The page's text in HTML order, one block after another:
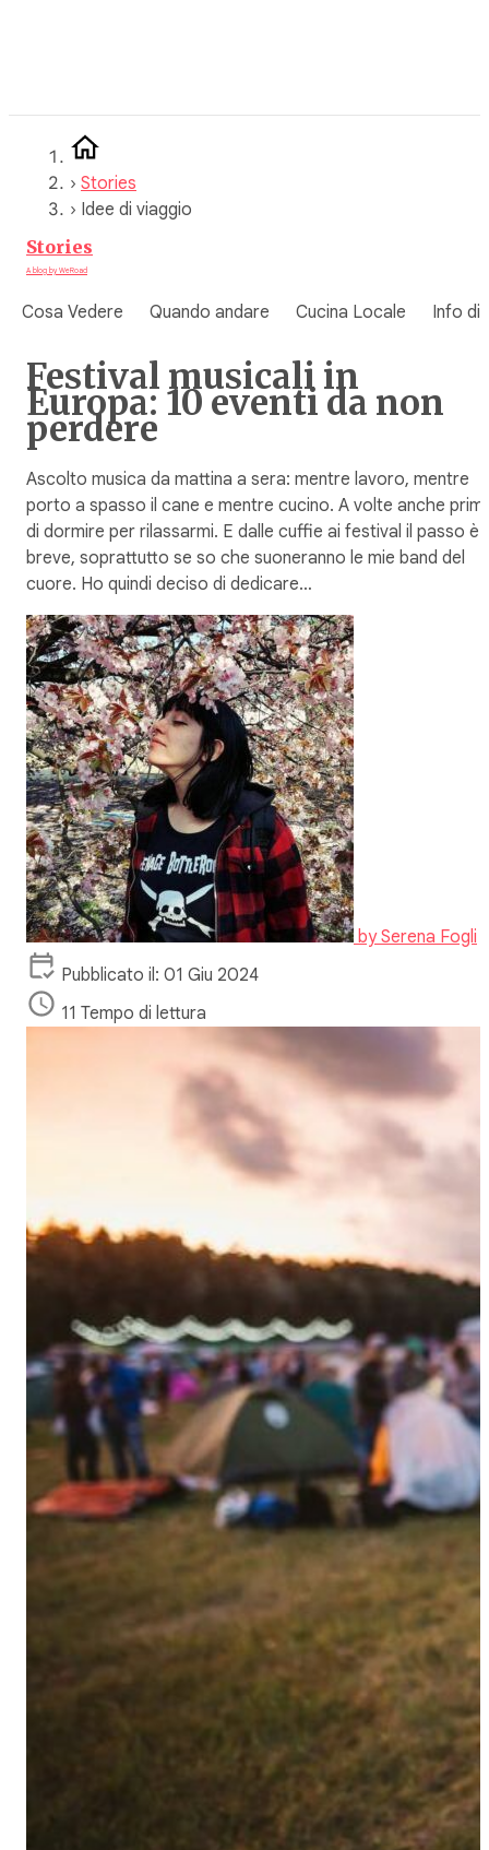
› Stories
› Idee di viaggio
Stories
A blog by WeRoad
Cosa Vedere Quando andare Cucina Locale Info di
Festival musicali in
Europa: 10 eventi da non
perdere
Ascolto musica da mattina a sera: mentre lavoro, mentre
porto a spasso il cane e mentre cucino. A volte anche
di dormire per rilassarmi. E dalle cuffie ai festival il passo è
breve, soprattutto se so che suoneranno le mie band del
cuore. Ho quindi deciso di dedicare…
bySerena Fogli
Pubblicato il: 01 Giu 2024
11 Tempo di lettura